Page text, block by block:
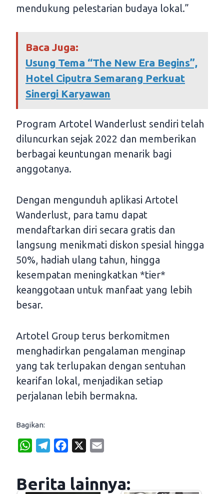
mendukung pelestarian budaya lokal.”
Baca Juga:
Usung Tema “The New Era Begins”,
Hotel Ciputra Semarang Perkuat
Sinergi Karyawan
Program Artotel Wanderlust sendiri telah
diluncurkan sejak 2022 dan memberikan
berbagai keuntungan menarik bagi
anggotanya.
Dengan mengunduh aplikasi Artotel
Wanderlust, para tamu dapat
mendaftarkan diri secara gratis dan
langsung menikmati diskon spesial hingga
50%, hadiah ulang tahun, hingga
kesempatan meningkatkan *tier*
keanggotaan untuk manfaat yang lebih
besar.
Artotel Group terus berkomitmen
menghadirkan pengalaman menginap
yang tak terlupakan dengan sentuhan
kearifan lokal, menjadikan setiap
perjalanan lebih bermakna.
Bagikan:
W
t
e
e
i
Berita lainnya: